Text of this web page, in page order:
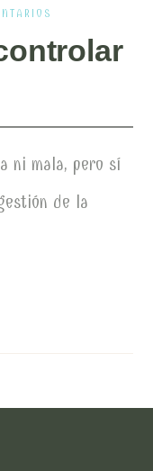
ni mala, pero sí
de la